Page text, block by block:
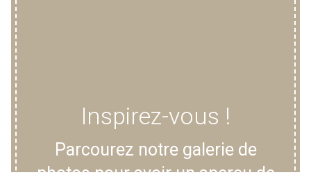
Inspirez-vous !
Parcourez notre galerie de
photos pour avoir un aperçu de